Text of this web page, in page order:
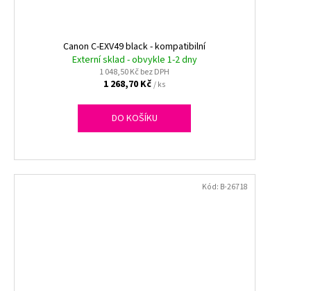
Canon C-EXV49 black - kompatibilní
Externí sklad - obvykle 1-2 dny
1 048,50 Kč bez DPH
1 268,70 Kč/ ks
DO KOŠÍKU
Kód: B-26718